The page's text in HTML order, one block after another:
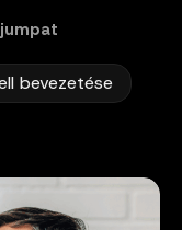
jumpat
bevezetése